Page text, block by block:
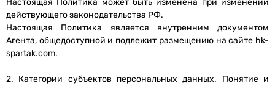
Настоящая Политика может быть изменена при изменении
действующего законодательства РФ.
Настоящая Политика является внутренним документом
Агента, общедоступной и подлежит размещению на сайте hk-
spartak.com.
2. Категории субъектов персональных данных. Понятие и